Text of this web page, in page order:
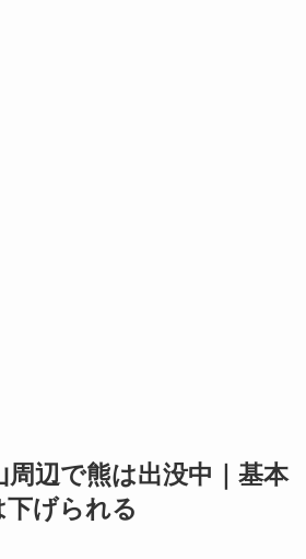
周辺で熊は出没中｜基本
げられる